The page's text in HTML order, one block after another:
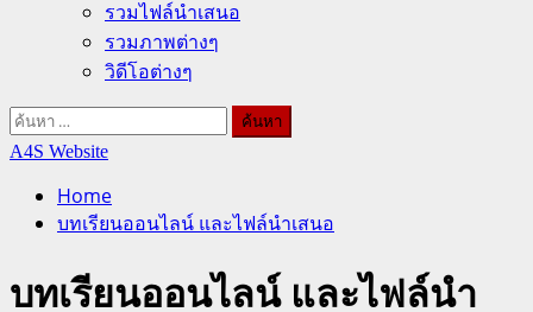
รวมไฟล์นำเสนอ
รวมภาพต่างๆ
วิดีโอต่างๆ
ค้นหา
สำหรับ:
A4S Website
Home
บทเรียนออนไลน์ และไฟล์นำเสนอ
บทเรียนออนไลน์ และไฟล์นำ